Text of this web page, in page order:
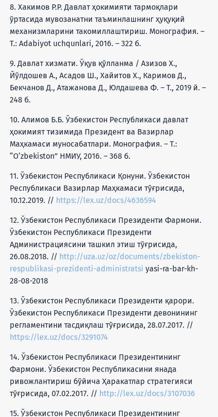
8. Хакимов Р.Р. Давлат ҳокимияти тармоқлари
ўртасида мувозанатни таъминлашнинг ҳуқуқий
механизмларини такомиллаштириш. Монография. –
Т.: Adabiyot uchqunlari, 2016. – 322 б.
9. Давлат хизмати. Ўқув қўлланма / Азизов Х.,
Йўлдошев А., Асадов Ш., Хайитов Х., Каримов Д.,
Бекчанов Д., Атажанова Д., Юлдашева Ф. – Т., 2019 й. –
248 б.
10. Алимов Б.Б. Ўзбекистон Республикаси давлат
ҳокимият тизимида Президент ва Вазирлар
Маҳкамаси муносабатлари. Монография. – Т.:
“O‘zbekiston” НМИУ, 2016. – 368 б.
11. Ўзбекистон Республикаси Қонуни. Ўзбекистон
Республикаси Вазирлар Маҳкамаси тўғрисида,
10.12.2019. // https://lex.uz/docs/4636594
12. Ўзбекистон Республикаси Президенти Фармони.
Ўзбекистон Республикаси Президенти
Администрациясини ташкил этиш тўғрисида,
26.08.2018. // http://uza.uz/oz/documents/zbekiston-
respublikasi-prezidenti-administratsi yasi-ra-bar-kh-
28-08-2018
13. Ўзбекистон Республикаси Президенти қарори.
Ўзбекистон Республикаси Президенти девонининг
регламентини тасдиқлаш тўғрисида, 28.07.2017. //
https://lex.uz/docs/3291074
14. Ўзбекистон Республикаси Президентининг
Фармони. Ўзбекистон Республикасини янада
ривожлантириш бўйича Ҳаракатлар стратегияси
тўғрисида, 07.02.2017. // http://lex.uz/docs/3107036
15. Ўзбекистон Республикаси Президентининг